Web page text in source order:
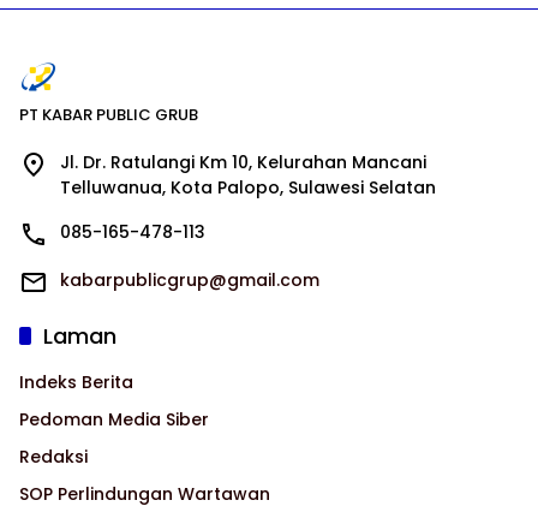
PT KABAR PUBLIC GRUB
Jl. Dr. Ratulangi Km 10, Kelurahan Mancani
Telluwanua, Kota Palopo, Sulawesi Selatan
085-165-478-113
kabarpublicgrup@gmail.com
Laman
Indeks Berita
Pedoman Media Siber
Redaksi
SOP Perlindungan Wartawan